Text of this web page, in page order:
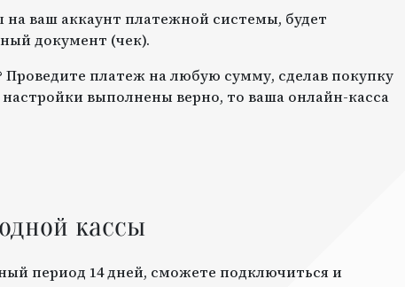
ваш аккаунт платежной системы, будет
документ (чек).
Проведите платеж на любую сумму, сделав покупку
выполнены верно, то ваша онлайн-касса
кассы
период 14 дней, сможете подключиться и